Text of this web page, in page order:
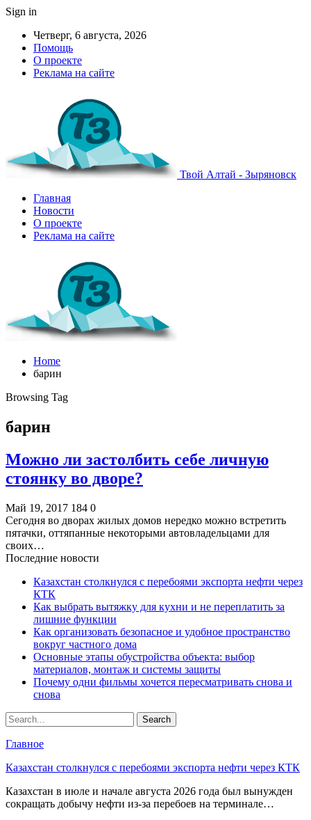
Sign in
Четверг, 6 августа, 2026
Помощь
О проекте
Реклама на сайте
Твой Алтай - Зыряновск
Главная
Новости
О проекте
Реклама на сайте
Home
барин
Browsing Tag
барин
Можно ли застолбить себе личную
стоянку во дворе?
Май 19, 2017 184 0
Сегодня во дворах жилых домов нередко можно встретить
пятачки, оттяпанные некоторыми автовладельцами для
своих…
Последние новости
Казахстан столкнулся с перебоями экспорта нефти через
КТК
Как выбрать вытяжку для кухни и не переплатить за
лишние функции
Как организовать безопасное и удобное пространство
вокруг частного дома
Основные этапы обустройства объекта: выбор
материалов, монтаж и системы защиты
Почему одни фильмы хочется пересматривать снова и
снова
Главное
Казахстан столкнулся с перебоями экспорта нефти через КТК
Казахстан в июле и начале августа 2026 года был вынужден
сокращать добычу нефти из-за перебоев на терминале…